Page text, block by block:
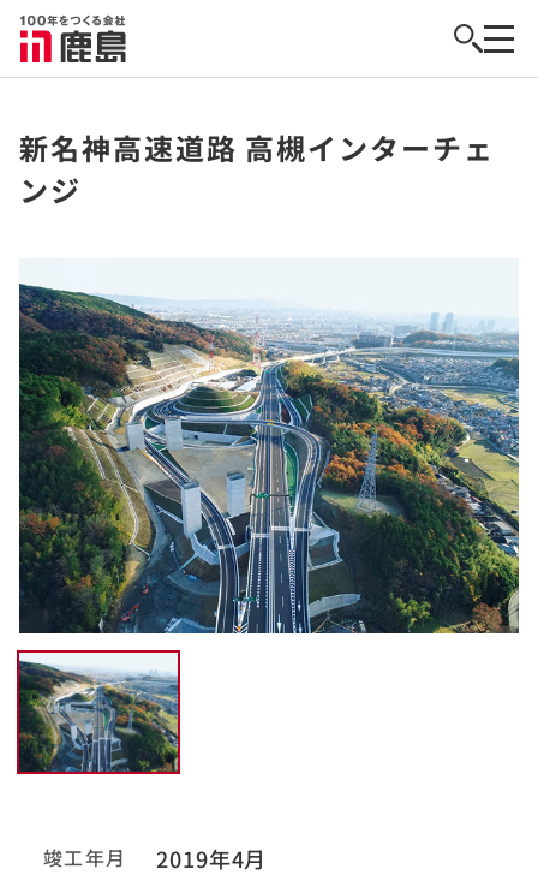
新名神高速道路 高槻インターチェ
ンジ
竣工年月 2019年4月